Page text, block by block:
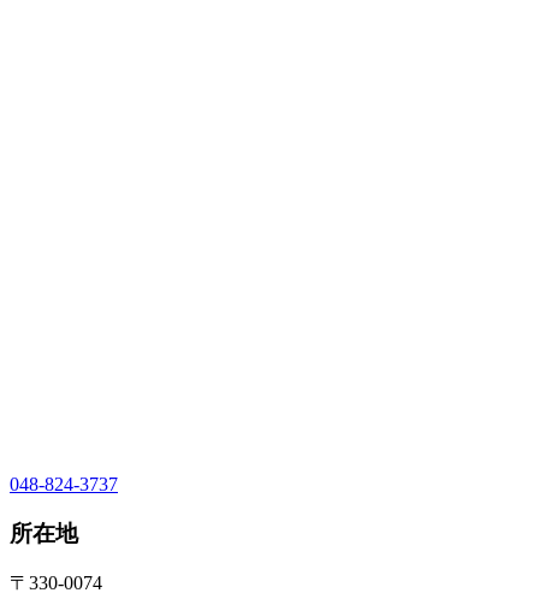
048-824-3737
所在地
〒330-0074